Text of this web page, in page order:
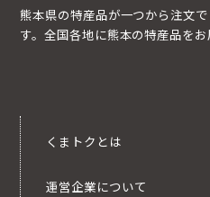
熊本県の特産品が一つから注文
す。全国各地に熊本の特産品をお
くまトクとは
運営企業について